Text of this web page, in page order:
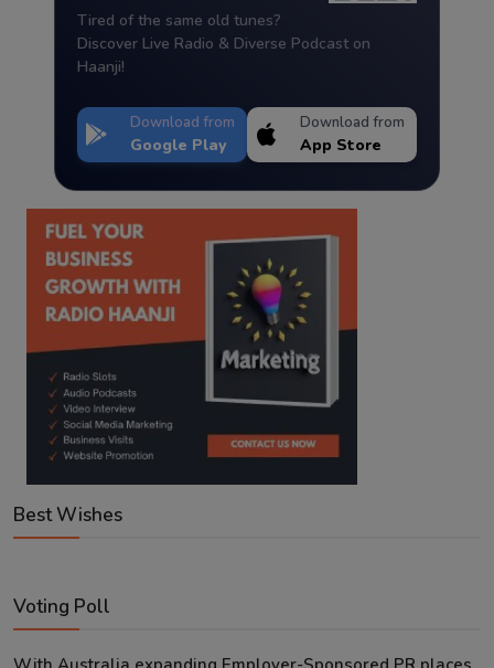
Tired of the same old tunes?
Discover Live Radio & Diverse Podcast on
Haanji!
Download from
Google Play
Download from
App Store
Best Wishes
Voting Poll